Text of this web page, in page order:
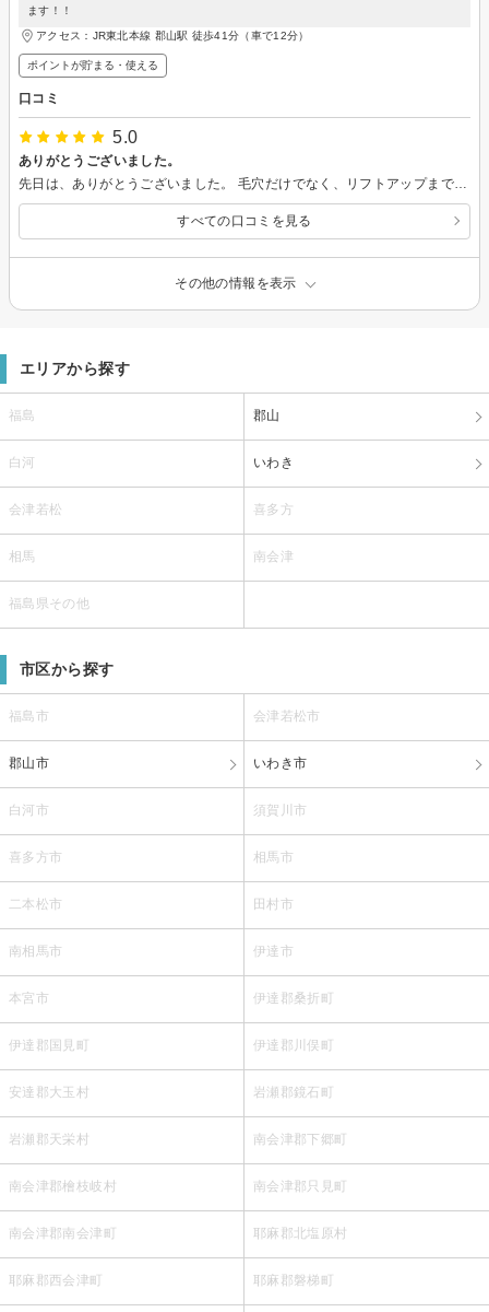
ます！！
アクセス：JR東北本線 郡山駅 徒歩41分（車で12分）
ポイントが貯まる・使える
口コミ
5.0
ありがとうございました。
先日は、ありがとうございました。 毛穴だけでなく、リフトアップまで、時間をかけて施術してくださいました。 もう少し近くだったら通いたかったです。 また機会があればよろしくお願いします。
すべての口コミを見る
その他の情報を表示
エリアから探す
福島 郡山
白河 いわき
会津若松 喜多方
相馬 南会津
福島県その他
市区から探す
福島市 会津若松市
郡山市 いわき市
白河市 須賀川市
喜多方市 相馬市
二本松市 田村市
南相馬市 伊達市
本宮市 伊達郡桑折町
伊達郡国見町 伊達郡川俣町
安達郡大玉村 岩瀬郡鏡石町
岩瀬郡天栄村 南会津郡下郷町
南会津郡檜枝岐村 南会津郡只見町
南会津郡南会津町 耶麻郡北塩原村
耶麻郡西会津町 耶麻郡磐梯町